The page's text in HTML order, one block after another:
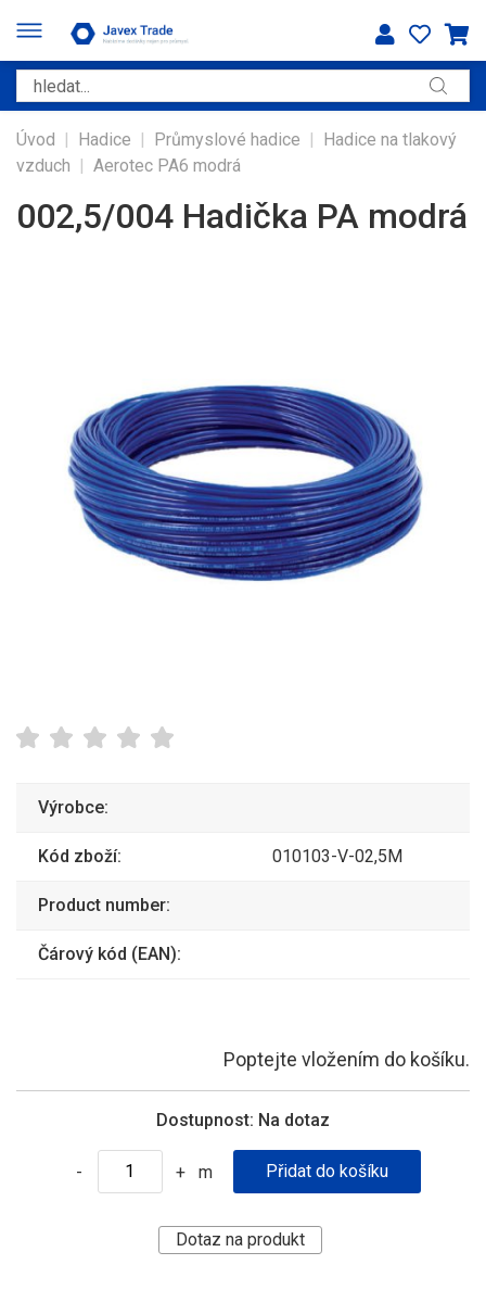
Úvod | Hadice | Průmyslové hadice | Hadice na tlakový
vzduch | Aerotec PA6 modrá
002,5/004 Hadička PA modrá
Výrobce:
Kód zboží: 010103-V-02,5M
Product number:
Čárový kód (EAN):
Poptejte vložením do košíku.
Dostupnost: Na dotaz
- + m
Dotaz na produkt